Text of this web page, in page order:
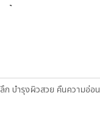
ก บำรุงผิวสวย คืนความอ่อ